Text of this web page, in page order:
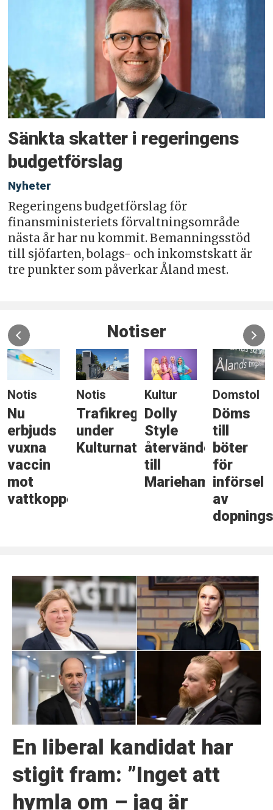
Sänkta skatter i regeringens
budgetförslag
Nyheter
Regeringens budgetförslag för
finansministeriets förvaltningsområde
nästa år har nu kommit. Bemanningsstöd
till sjöfarten, bolags- och inkomstskatt är
tre punkter som påverkar Åland mest.
Notiser
Notis
Nu
erbjuds
vuxna
vaccin
mot
vattkoppor
Notis
Trafikreglering
under
Kulturnatten
Kultur
Dolly
Style
återvänder
till
Mariehamn
Domstol
Döms
till
böter
för
införsel
av
En liberal kandidat har
stigit fram: ”Inget att
hymla om – jag är